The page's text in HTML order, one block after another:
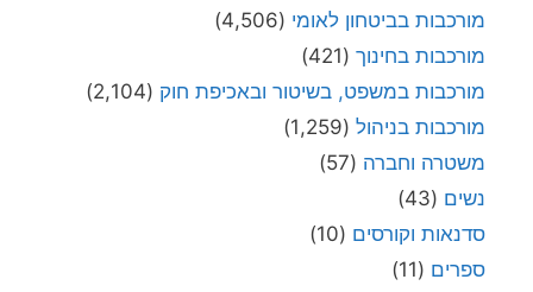
מורכבות בביטחון לאומי (4,506)
מורכבות בחינוך (421)
מורכבות במשפט, בשיטור ובאכיפת חוק (2,104)
מורכבות בניהול (1,259)
משטרה וחברה (57)
נשים (43)
סדנאות וקורסים (10)
ספרים (11)